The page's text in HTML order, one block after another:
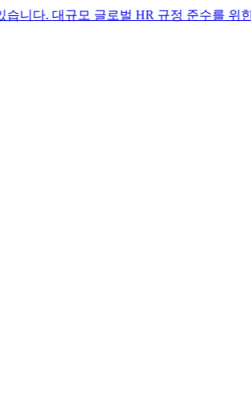
모 글로벌 HR 규정 준수를 위한 에이전트